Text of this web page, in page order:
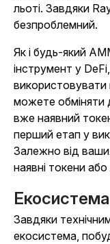
льоті. Завдяки
безпроблемний.
Як і будь-який
інструмент у
можете обміняти
вже наявний
перший етап у
Залежно від
наявні токени
Завдяки
екосистема,